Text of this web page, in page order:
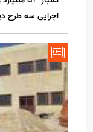
اجرایی سه طرح دیگر نیز با